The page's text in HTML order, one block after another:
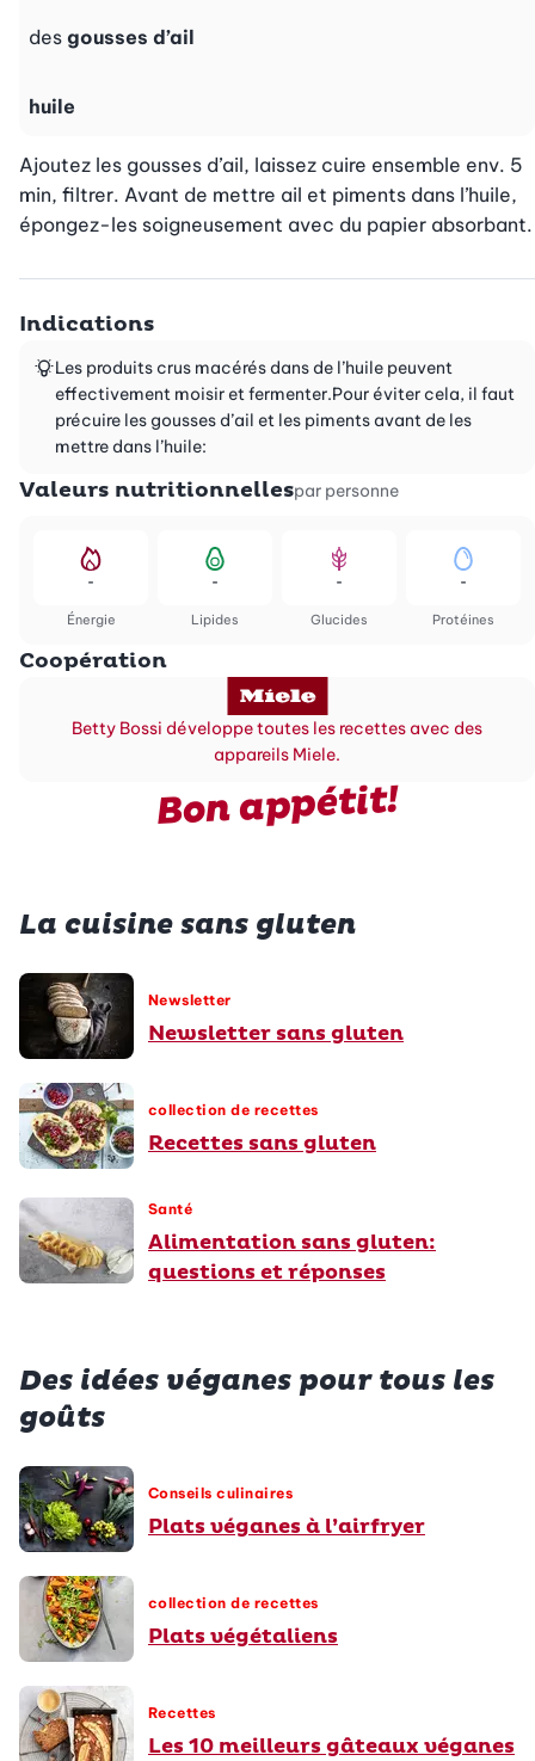
des gousses d’ail
huile
Ajoutez les gousses d’ail, laissez cuire ensemble env. 5
min, filtrer. Avant de mettre ail et piments dans l’huile,
épongez-les soigneusement avec du papier absorbant.
Indications
Les produits crus macérés dans de l’huile peuvent
effectivement moisir et fermenter.Pour éviter cela, il faut
précuire les gousses d’ail et les piments avant de les
mettre dans l’huile:
Valeurs nutritionnellespar personne
Énergie
-
Lipides
-
Glucides
-
Protéines
-
Coopération
Betty Bossi développe toutes les recettes avec des
appareils Miele.
Bon appétit!
La cuisine sans gluten
Newsletter
Newsletter sans gluten
collection de recettes
Recettes sans gluten
Santé
Alimentation sans gluten:
questions et réponses
Des idées véganes pour tous les
goûts
Conseils culinaires
Plats véganes à l’airfryer
collection de recettes
Plats végétaliens
Recettes
Les 10 meilleurs gâteaux véganes